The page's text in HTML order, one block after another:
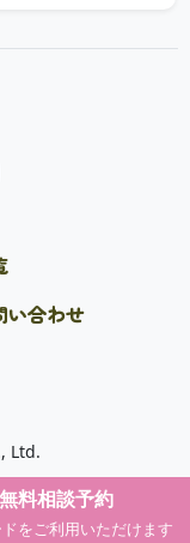
い合わせ
Ltd.
無料相談予約
をご利用いただけます